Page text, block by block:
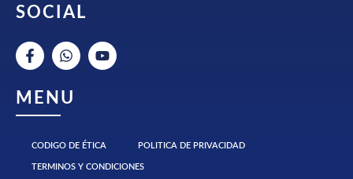
SOCIAL
MENU
CODIGO DE ÉTICA POLITICA DE PRIVACIDAD
TERMINOS Y CONDICIONES